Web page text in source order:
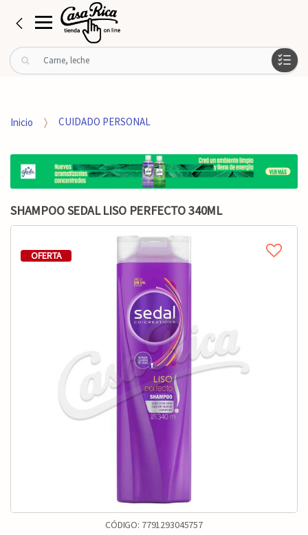
B
u
r
o
Inicio CUIDADO PERSONAL
SHAMPOO SEDAL LISO PERFECTO 340ML
OFERTA
CÓDIGO: 7791293045757